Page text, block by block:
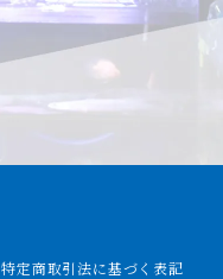
特定商取引法に基づく表記